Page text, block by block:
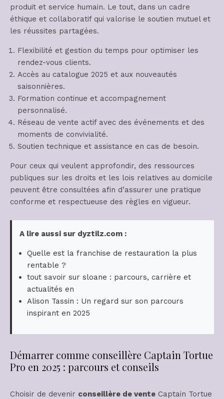
produit et service humain. Le tout, dans un cadre
éthique et collaboratif qui valorise le soutien mutuel et
les réussites partagées.
Flexibilité et gestion du temps pour optimiser les
rendez-vous clients.
Accès au catalogue 2025 et aux nouveautés
saisonnières.
Formation continue et accompagnement
personnalisé.
Réseau de vente actif avec des événements et des
moments de convivialité.
Soutien technique et assistance en cas de besoin.
Pour ceux qui veulent approfondir, des ressources
publiques sur les droits et les lois relatives au domicile
peuvent être consultées afin d’assurer une pratique
conforme et respectueuse des règles en vigueur.
A lire aussi sur dyztilz.com :
Quelle est la franchise de restauration la plus
rentable ?
tout savoir sur sloane : parcours, carrière et
actualités en
Alison Tassin : Un regard sur son parcours
inspirant en 2025
Démarrer comme conseillère Captain Tortue
Pro en 2025 : parcours et conseils
Choisir de devenir conseillère de vente Captain Tortue